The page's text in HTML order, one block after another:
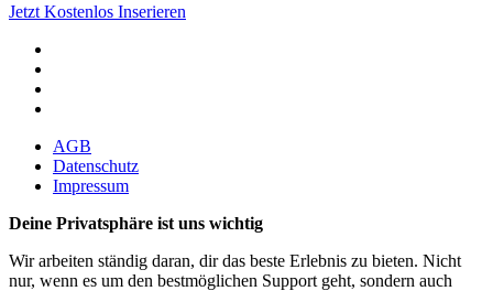
Jetzt Kostenlos Inserieren
AGB
Datenschutz
Impressum
Deine Privatsphäre ist uns wichtig
Wir arbeiten ständig daran, dir das beste Erlebnis zu bieten. Nicht
nur, wenn es um den bestmöglichen Support geht, sondern auch